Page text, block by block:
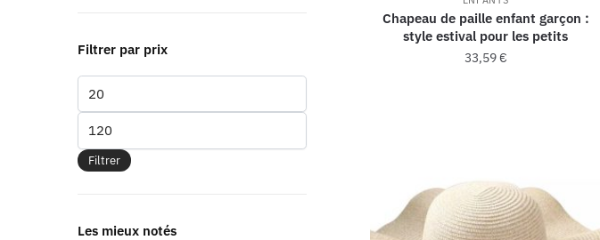
Chapeau de paille enfant garçon :
style estival pour les petits
33,59€
Filtrer par prix
Filtrer
Les mieux notés